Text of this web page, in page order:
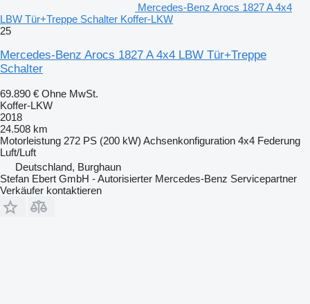
Mercedes-Benz Arocs 1827 A 4x4
LBW Tür+Treppe Schalter Koffer-LKW
25
Mercedes-Benz Arocs 1827 A 4x4 LBW Tür+Treppe
Schalter
69.890 € Ohne MwSt.
Koffer-LKW
2018
24.508 km
Motorleistung 272 PS (200 kW) Achsenkonfiguration 4x4 Federung
Luft/Luft
Deutschland, Burghaun
Stefan Ebert GmbH - Autorisierter Mercedes-Benz Servicepartner
Verkäufer kontaktieren